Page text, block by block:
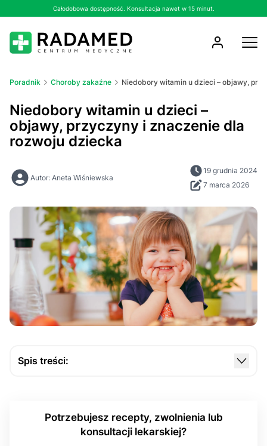
Całodobowa dostępność. Konsultacja nawet w 15 minut.
Poradnik Choroby zakaźne Niedobory witamin u dzieci – objawy,
Niedobory witamin u dzieci –
objawy, przyczyny i znaczenie dla
rozwoju dziecka
Autor: Aneta Wiśniewska
19 grudnia 2024
7 marca 2026
Spis treści:
Jakie witaminy są szczególnie ważne dla rozwoju
Potrzebujesz recepty, zwolnienia lub
konsultacji lekarskiej?